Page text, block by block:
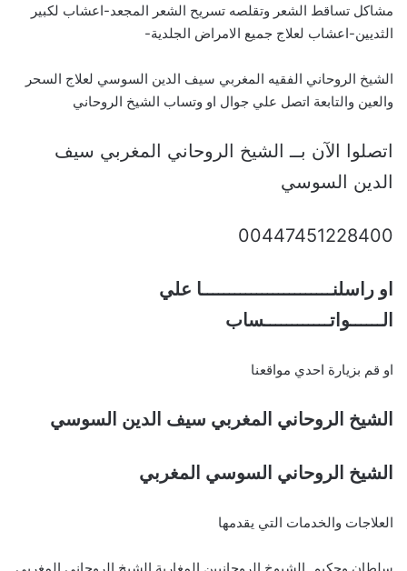
مشاكل تساقط الشعر وتقلصه تسريح الشعر المجعد-اعشاب لكبير
الثديين-اعشاب لعلاج جميع الامراض الجلدية-
الشيخ الروحاني الفقيه المغربي سيف الدين السوسي لعلاج السحر
والعين والتابعة اتصل علي جوال او وتساب الشيخ الروحاني
اتصلوا الآن بــ الشيخ الروحاني المغربي سيف
الدين السوسي
00447451228400
او راسلنــــــــــــــــــــــــا علي
الــــــواتــــــــــــساب
او قم بزيارة احدي مواقعنا
الشيخ الروحاني المغربي سيف الدين السوسي
الشيخ الروحاني السوسي المغربي
العلاجات والخدمات التي يقدمها